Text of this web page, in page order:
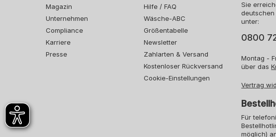
Magazin
Unternehmen
Compliance
Karriere
Presse
Hilfe / FAQ
Wäsche-ABC
Größentabelle
Newsletter
Zahlarten & Versand
Kostenloser Rückversand
Cookie-Einstellungen
Sie
deutschen
unter:
0800
Montag -
über das
Vertrag
Für
möglich)